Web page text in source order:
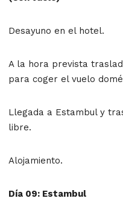
Desayuno en el hotel.
A la hora prevista
para coger el vuelo
Llegada a Estambul y
libre.
Alojamiento.
Día 09: Estambul